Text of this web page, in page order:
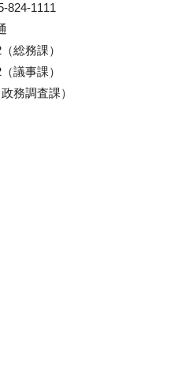
824-1111
総務課）
議事課）
務調査課）